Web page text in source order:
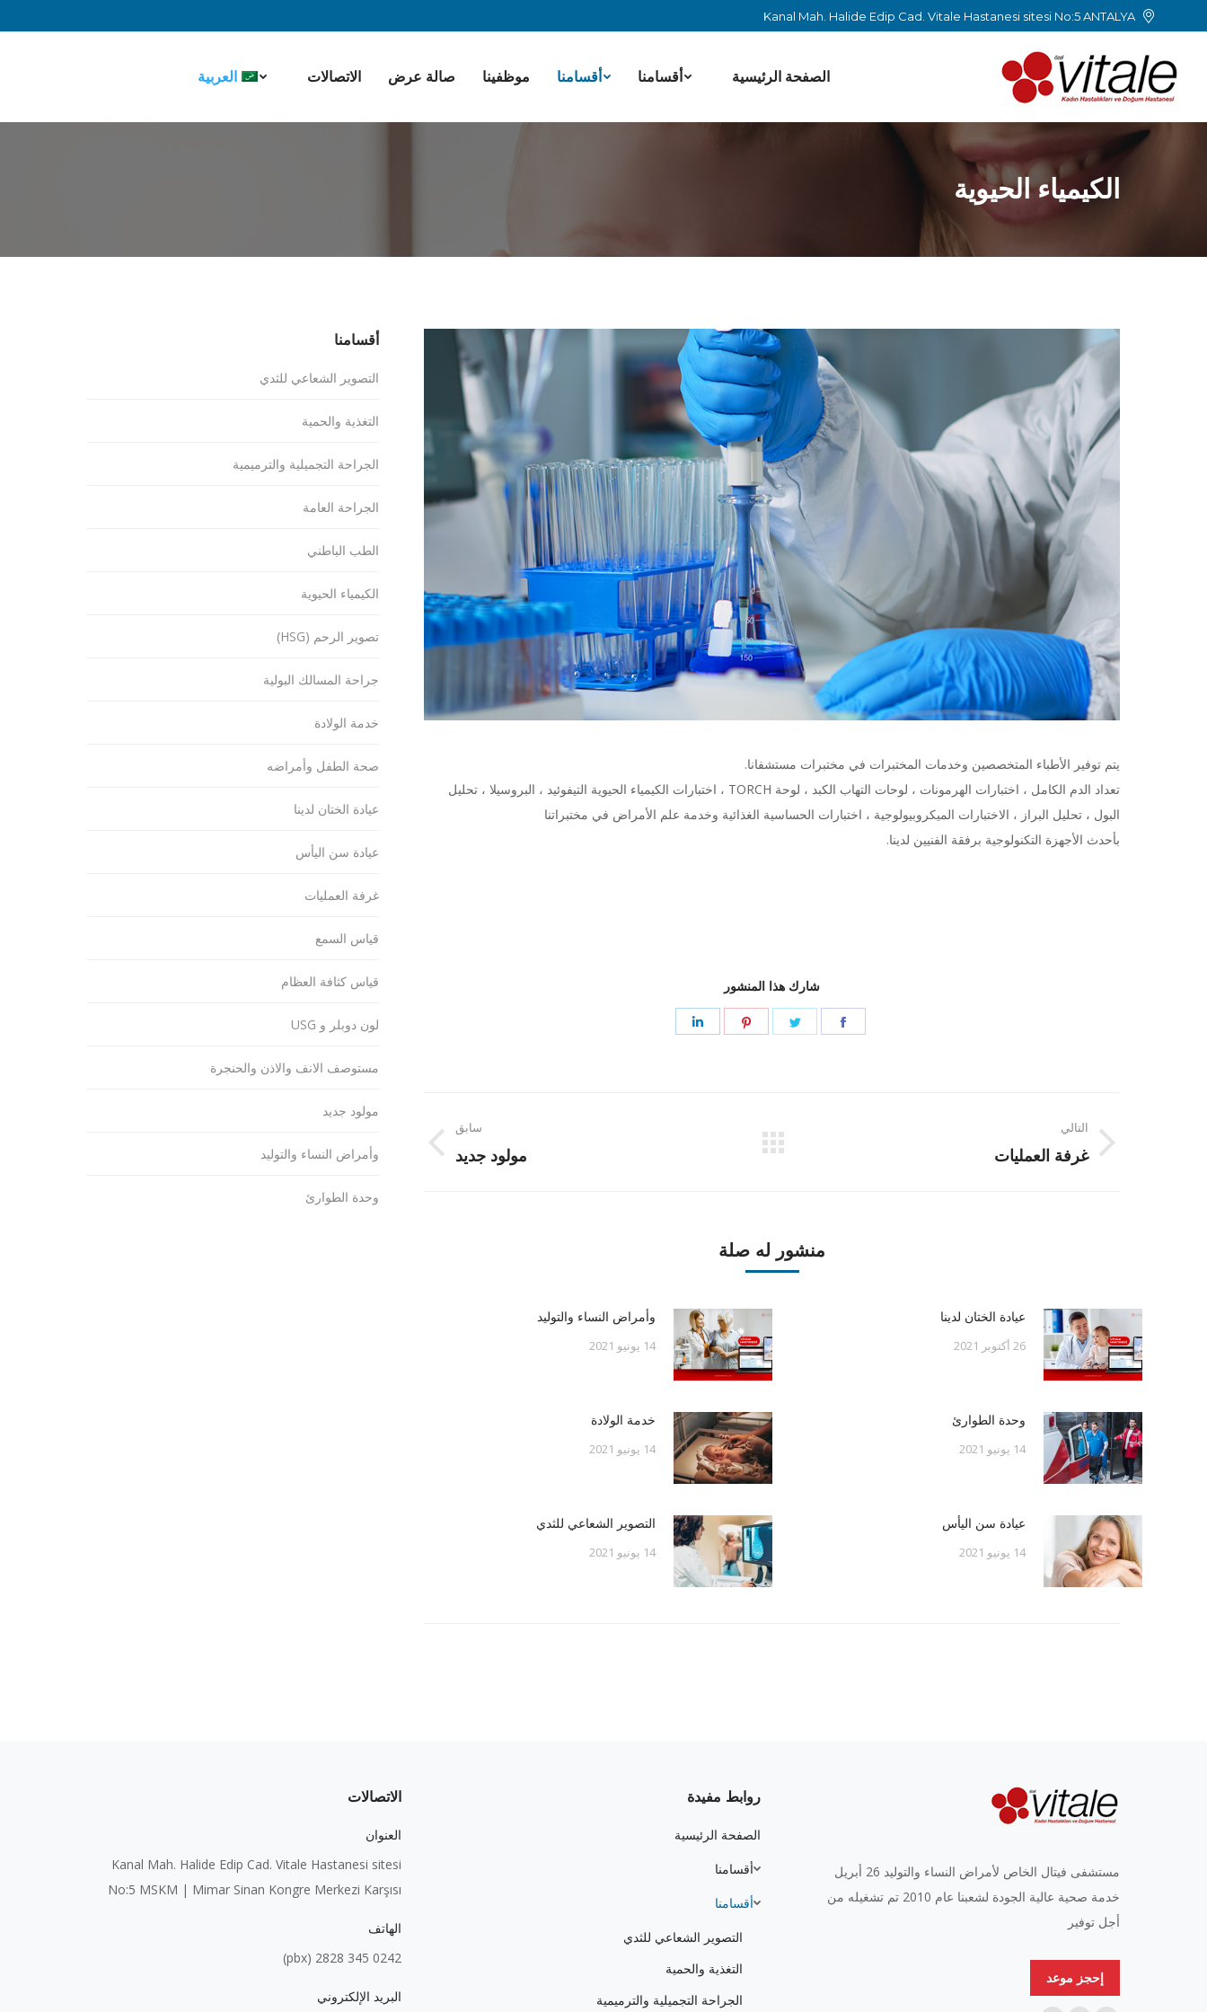
Kanal Mah. Halide Edip Cad. Vitale Hastanesi sitesi No:5 ANTALYA
الصفحة الرئيسية أقسامنا أقسامنا موظفينا صالة عرض الاتصالات العربية
الكيمياء الحيوية
يتم توفير الأطباء المتخصصين وخدمات المختبرات في مختبرات مستشفانا.
تعداد الدم الكامل ، اختبارات الهرمونات ، لوحات التهاب الكبد ، لوحة TORCH ، اختبارات الكيمياء الحيوية التيفوئيد ، البروسيلا ، تحليل
البول ، تحليل البراز ، الاختبارات الميكروبيولوجية ، اختبارات الحساسية الغذائية وخدمة علم الأمراض في مختبراتنا
بأحدث الأجهزة التكنولوجية برفقة الفنيين لدينا.
شارك هذا المنشور
Share
Share
Share
navigation
سابق
Previous مولود جديد
التالي
Next
غرفة العمليات
منشور له صلة
عيادة الختان لدينا
26 أكتوبر 2021
وأمراض النساء والتوليد
14 يونيو 2021
وحدة الطوارئ
14 يونيو 2021
خدمة الولادة
14 يونيو 2021
عيادة سن اليأس
14 يونيو 2021
التصوير الشعاعي للثدي
14 يونيو 2021
أقسامنا
التصوير الشعاعي للثدي
التغذية والحمية
الجراحة التجميلية والترميمية
الجراحة العامة
الطب الباطني
الكيمياء الحيوية
تصوير الرحم (HSG)
جراحة المسالك البولية
خدمة الولادة
صحة الطفل وأمراضه
عيادة الختان لدينا
عيادة سن اليأس
غرفة العمليات
قياس السمع
قياس كثافة العظام
لون دوبلر و USG
مستوصف الانف والاذن والحنجرة
مولود جديد
وأمراض النساء والتوليد
وحدة الطوارئ
مستشفى فيتال الخاص لأمراض النساء والتوليد 26 أبريل
خدمة صحية عالية الجودة لشعبنا عام 2010 تم تشغيله من
أجل توفير
إحجز موعد
روابط مفيدة
الصفحة الرئيسية
أقسامنا
أقسامنا
التصوير الشعاعي للثدي
التغذية والحمية
الجراحة التجميلية والترميمية
الاتصالات
العنوان
Kanal Mah. Halide Edip Cad. Vitale Hastanesi sitesi
No:5 MSKM | Mimar Sinan Kongre Merkezi Karşısı
الهاتف
0242 345 2828 (pbx)
البريد الإلكتروني